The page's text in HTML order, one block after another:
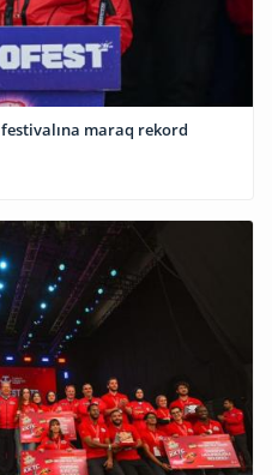
festivalına maraq rekord